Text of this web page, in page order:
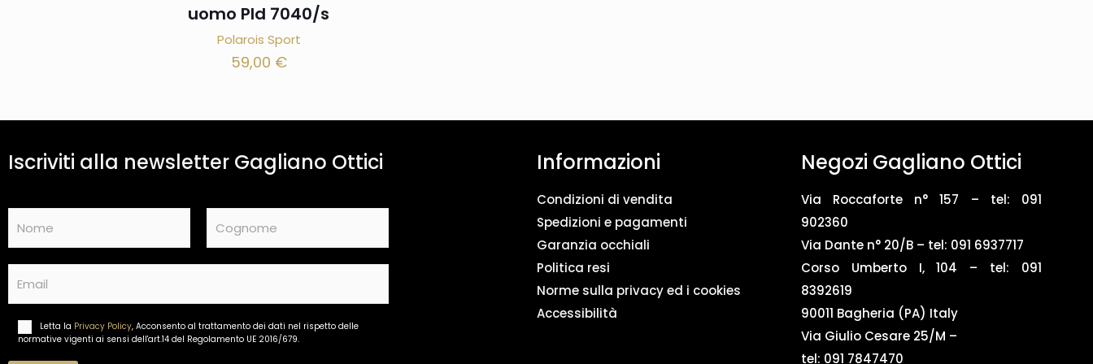
uomo Pld 7040/s
Polarois Sport
59,00 €
Iscriviti alla newsletter Gagliano Ottici
m
Nome Cognome
a
Letta la Privacy Policy, Acconsento al trattamento dei dati nel rispetto delle
normative vigenti ai sensi dell'art.14 del Regolamento UE 2016/679.
Informazioni
Condizioni di vendita
Spedizioni e pagamenti
Garanzia occhiali
Politica resi
Norme sulla privacy ed i cookies
Accessibilità
Negozi Gagliano Ottici
Via Roccaforte n° 157 – tel: 091
902360
Via Dante n° 20/B – tel: 091 6937717
Corso Umberto I, 104 – tel: 091
8392619
90011 Bagheria (PA) Italy
Via Giulio Cesare 25/M –
tel: 091 7847470